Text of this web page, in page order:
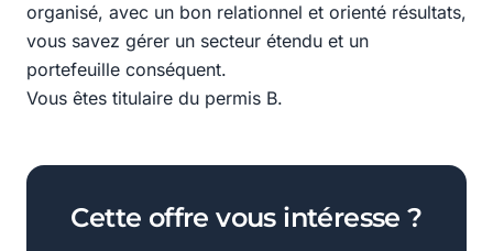
organisé, avec un bon relationnel et orienté résultats,
vous savez gérer un secteur étendu et un
portefeuille conséquent.
Vous êtes titulaire du permis B.
Cette offre vous intéresse ?